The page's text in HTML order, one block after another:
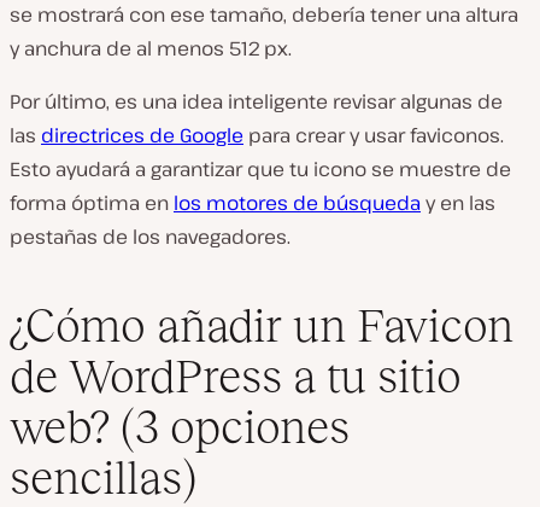
se mostrará con ese tamaño, debería tener una altura
y anchura de al menos 512 px.
Por último, es una idea inteligente revisar algunas de
las directrices de Google para crear y usar faviconos.
Esto ayudará a garantizar que tu icono se muestre de
forma óptima en los motores de búsqueday en las
pestañas de los navegadores.
¿Cómo añadir un Favicon
de WordPress a tu sitio
web? (3 opciones
sencillas)